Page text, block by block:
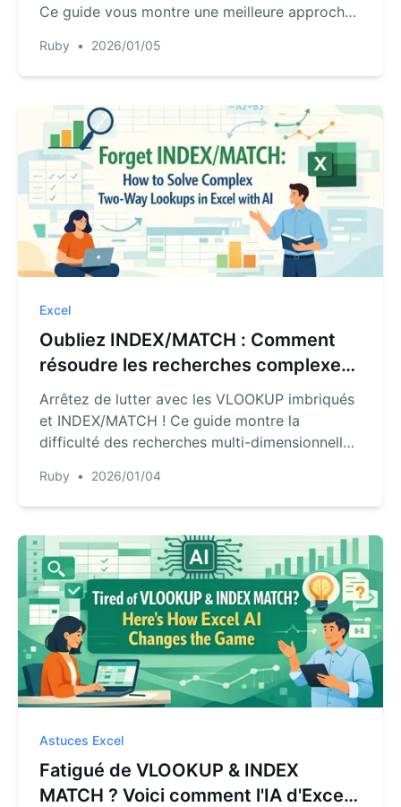
Ce guide vous montre une meilleure approche.
pour Excel, vous permet de fusionner des
tableaux et de rechercher des données
faisant gagner des heures de travail manuel.
Ruby • 2026/01/05
Excel
Oubliez INDEX/MATCH : Comment
résoudre les recherches complexes
bidirectionnelles dans Excel avec l'IA
Arrêtez de lutter avec les VLOOKUP imbriqués
et INDEX/MATCH ! Ce guide montre la
difficulté des recherches multi-dimensionnelles
rapide. Découvrez comment RowSpeak, un
agent IA pour Excel, peut répondre
recherche.
Ruby • 2026/01/04
Astuces Excel
Fatigué de VLOOKUP & INDEX
MATCH ? Voici comment l'IA d'Excel